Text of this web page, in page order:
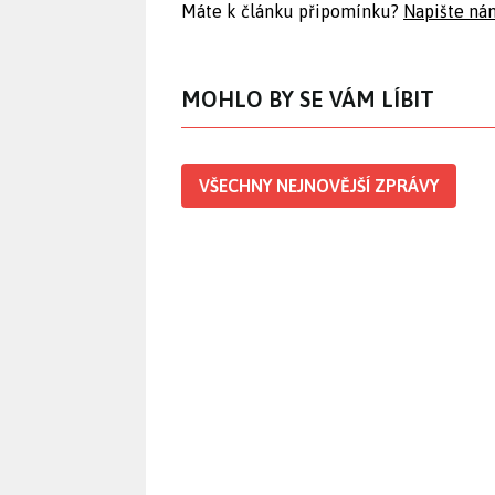
Máte k článku připomínku? Napište
MOHLO BY SE VÁM LÍBIT
VŠECHNY NEJNOVĚJŠÍ ZPRÁVY